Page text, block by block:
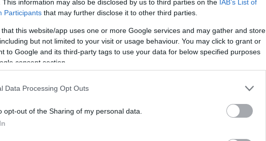
This information may also be disclosed by us to third parties on the IAB’s List of
Participants that may further disclose it to other third parties.
that this website/app uses one or more Google services and may gather and store
but not limited to your visit or usage behaviour. You may click to grant or
to Google and its third-party tags to use your data for below specified purposes
consent section.
Data Processing Opt Outs
opt-out of the Sharing of my personal data.
fenyőtobozos tálkában9. Fenyőtoboz, faágak,
Ezüstös fenyőtoboz karácsonyfadísz